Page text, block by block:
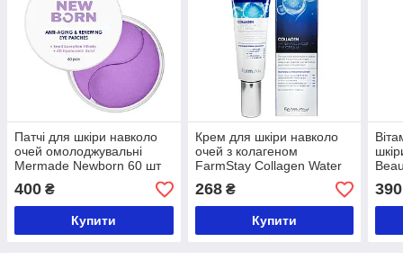
Патчі для шкіри навколо
очей омолоджувальні
Mermade Newborn 60 шт
400 ₴
Купити
Крем для шкіри навколо
очей з колагеном
FarmStay Collagen Water
Full Moist Eye Cream
268₴
Купити
390